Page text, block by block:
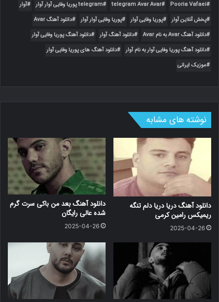
Pooria Vafaei
telegram Avar Avar telegram پوریا وفایی آوار آوار
آوار
پخش آنلاین آوار
پوریا وفایی آوار پوریا وفایی آوار آوار
دانلود آهنگ Avar
دانلود آهنگ Avar به نام Avar
دانلود آهنگ آوار
دانلود آهنگ پوریا وفایی آوار
دانلود آهنگ پوریا وفایی آوار به نام آوار
دانلود آهنگ های پوریا وفایی آوار
موزیک ایرانی
نوشته های مشابه
دانلود آهنگ دریا دریا دلم تنگه
ریمیکس رامین کرمی
2025-04-26
دانلود آهنگ بعد من باکی سرت گرم
شده عالی رایگان
2025-04-26